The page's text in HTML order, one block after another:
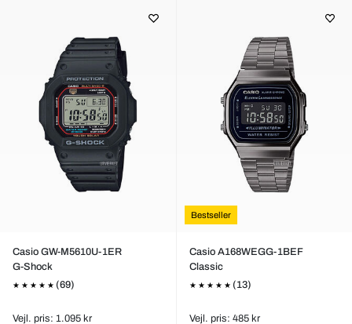
Casio GW-M5610U-1ER
G-Shock
(69)
Vejl. pris: 1.095 kr
Bestseller
Casio A168WEGG-1BEF
Classic
(13)
Vejl. pris: 485 kr